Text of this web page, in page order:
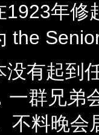
1923年
the
有起到
一群兄弟
不料晚